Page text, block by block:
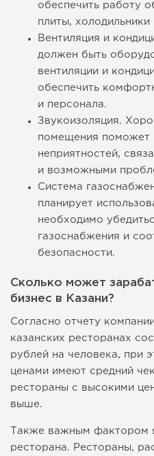
обеспечить работу
плиты,
Вентиляция и
должен быть
вентиляции и
обеспечить
и персонала.
Звукоизоляция.
помещения поможет
неприятностей,
и возможными
Система
планирует
необходимо
газоснабжения и
безопасности.
Сколько может
бизнес в Казани?
Согласно отчету
казанских ресторанах
рублей на человека, при
ценами имеют средний
рестораны с высокими
выше.
Также важным фактором
ресторана. Рестораны,